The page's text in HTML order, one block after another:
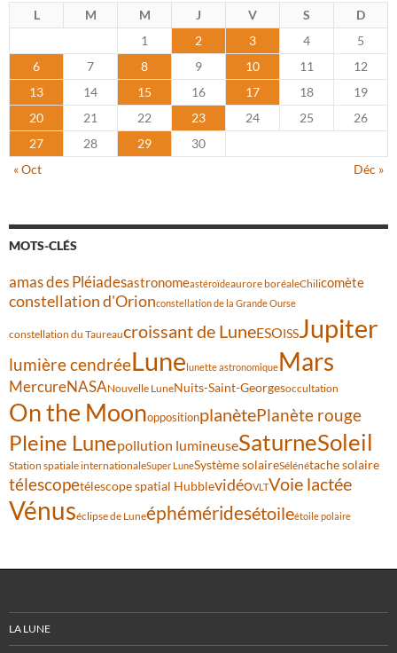
L M M J V S
D
1
2 3 4
5
6
7 8 9 10 11
12
13
14 15 16 17 18
19
20
21 22 23 24 25
26
27
28 29
30
« Oct
Déc »
MOTS-CLÉS
amas des Pléiadesastronomeastéroïdeaurore boréaleChilicomète
constellation d'Orionconstellation de la Grande Ourse
constellation du Taureaucroissant de LuneESOISSJupiter
lumière cendréeLunelunette astronomiqueMars
MercureNASANouvelle LuneNuits-Saint-Georgesoccultation
On the MoonoppositionplanètePlanète rouge
Pleine Lunepollution lumineuseSaturneSoleil
Station spatiale internationaleSuper LuneSystème solaireSélénétache solaire
télescopetélescope spatial HubblevidéoVLTVoie lactée
Vénuséclipse de Luneéphéméridesétoileétoile polaire
LA LUNE